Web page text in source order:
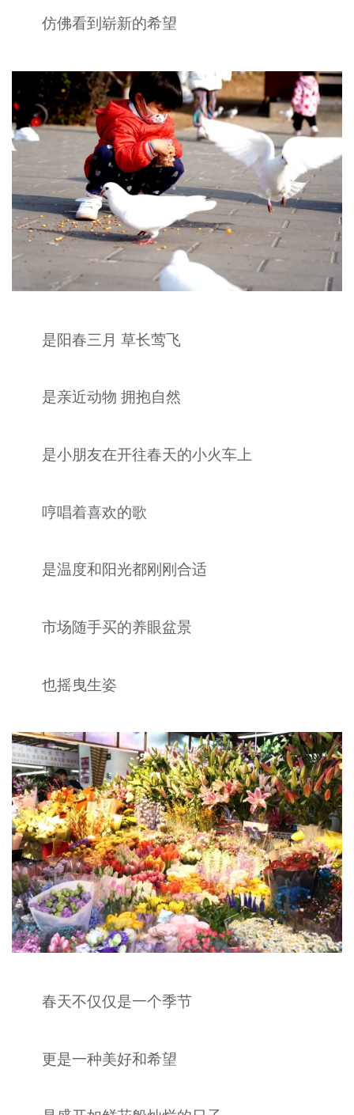
仿佛看到崭新的希望
是阳春三月 草长莺飞
是亲近动物 拥抱自然
是小朋友在开往春天的小火车上
哼唱着喜欢的歌
是温度和阳光都刚刚合适
市场随手买的养眼盆景
也摇曳生姿
春天不仅仅是一个季节
更是一种美好和希望